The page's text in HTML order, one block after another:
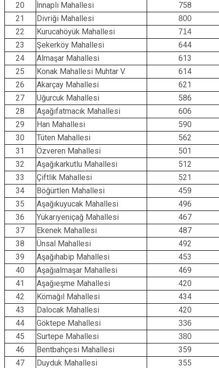
20
İnnaplı Mahallesi
758
21
Divriği Mahallesi 800
22 Kurucahöyük Mahallesi 714
23 Şekerköy Mahallesi
644
24
Almaşar Mahallesi
613
25
Konak Mahallesi Muhtar V.
614
26
Akarçay Mahallesi
621
27
Uğurcuk Mahallesi
586
28
Aşağıfatmacık Mahallesi
606
29
Han Mahallesi
590
30
Tüten Mahallesi
562
31
Özveren Mahallesi
501
32
Aşağıkarkutlu Mahallesi
512
33
Çiftlik Mahallesi
521
34
Böğürtlen Mahallesi 459
35 Aşağıkuyucak Mahallesi
496
36
Yukarıyeniçağ Mahallesi
467
37
Ekenek Mahallesi
487
38
Ünsal Mahallesi
492
39
Aşağıhabip Mahallesi
453
40
Aşağıalmaşar Mahallesi
469
41
Aşağıeşme Mahallesi
420
42
Kömağıl Mahallesi
434
43
Dalocak Mahallesi
420
44
Göktepe Mahallesi 336
45 Surtepe Mahallesi 380
46 Bentbahçesi Mahallesi
359
47
Duyduk Mahallesi
355